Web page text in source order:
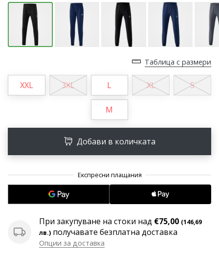
11. 8. 2022
1 мин. четене
програма
WeplayVolleyball
Facebook
или
дискусионен
да
генерират
Таблица с размери
XXL 3XL L XL S
M
Добави в количката
При закупуване на стоки над €75,00 (146,69
лв.) получавате безплатна доставка
Опции за доставка